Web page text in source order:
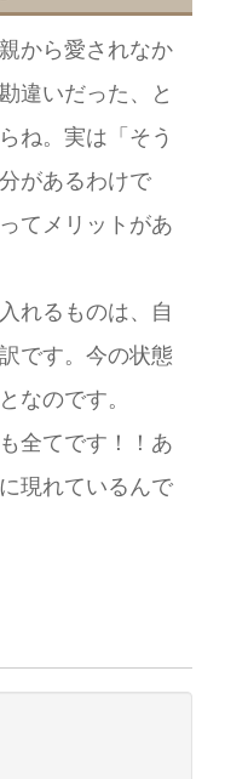
から愛されなか
違いだった、
と
ね。実は「そう
があるわけで
てメリットがあ
れるものは、自
です。今の状態
なのです。
全てです！！あ
現れているんで